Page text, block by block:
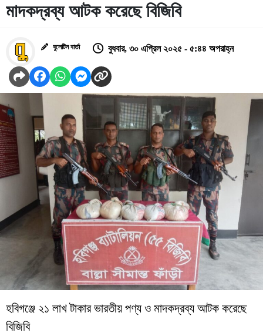
মাদকদ্রব্য আটক করেছে বিজিবি
বুলেটিন বার্তা বুধবার, ৩০ এপ্রিল ২০২৫ - ৫:৪৪ অপরাহ্ন
হবিগঞ্জে ২১ লাখ টাকার ভারতীয় পণ্য ও মাদকদ্রব্য আটক করেছে
বিজিবি